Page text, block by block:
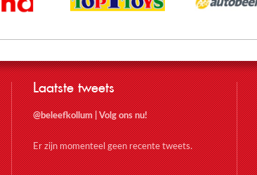
Laatste tweets
@beleefkollum|Volg ons nu!
Er zijn momenteel geen recente tweets.